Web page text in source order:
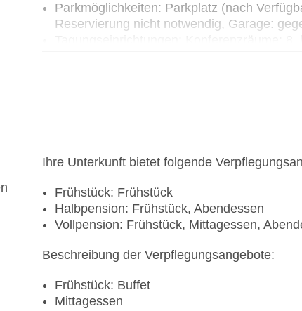
Parkmöglichkeiten: Parkplatz (nach
Reservierung nicht notwendig, Garage:
Tagungsequipment: gegen Gebühr,
Ihre Unterkunft bietet folgende
Frühstück: Frühstück
Halbpension: Frühstück, Abendessen
Vollpension: Frühstück, Mittagessen,
Beschreibung der Verpflegungsangebote:
Frühstück: Buffet
Mittagessen